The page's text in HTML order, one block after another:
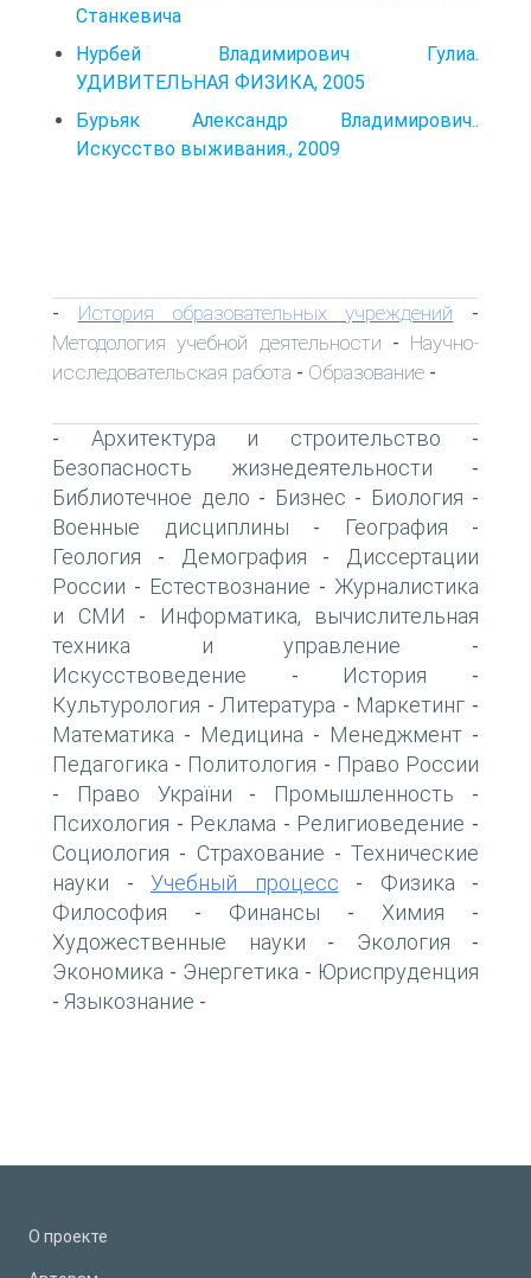
Станкевича
Нурбей Владимирович Гулиа.
УДИВИТЕЛЬНАЯ ФИЗИКА, 2005
Бурьяк Александр Владимирович..
Искусство выживания., 2009
- История образовательных учреждений -
Методология учебной деятельности - Научно-
исследовательская работа - Образование -
- Архитектура и строительство -
Безопасность жизнедеятельности -
Библиотечное дело - Бизнес - Биология -
Военные дисциплины - География -
Геология - Демография -
Диссертации
России - Естествознание - Журналистика
и СМИ -
Информатика, вычислительная
техника и управление -
Искусствоведение - История -
Культурология - Литература - Маркетинг -
Математика - Медицина - Менеджмент -
Педагогика - Политология - Право России
- Право України - Промышленность -
Психология - Реклама - Религиоведение -
Социология - Страхование - Технические
науки - Учебный процесс - Физика -
Философия - Финансы - Химия -
Художественные науки - Экология -
Экономика - Энергетика - Юриспруденция
- Языкознание -
О проекте